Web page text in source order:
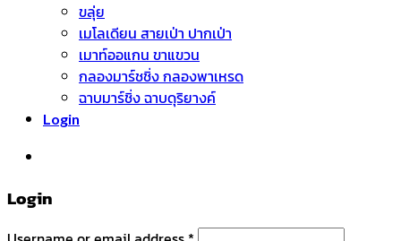
ขลุ่ย
เมโลเดียน สายเป่า ปากเป่า
เมาท์ออแกน ขาแขวน
กลองมาร์ชชิ่ง กลองพาเหรด
ฉาบมาร์ชิ่ง ฉาบดุริยางค์
Login
Login